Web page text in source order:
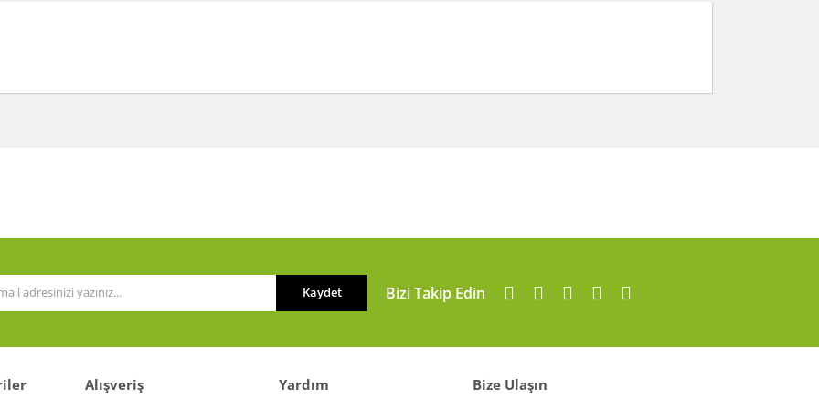
Kaydet Bizi Takip Edin
Alışveriş Yardım Bize Ulaşın